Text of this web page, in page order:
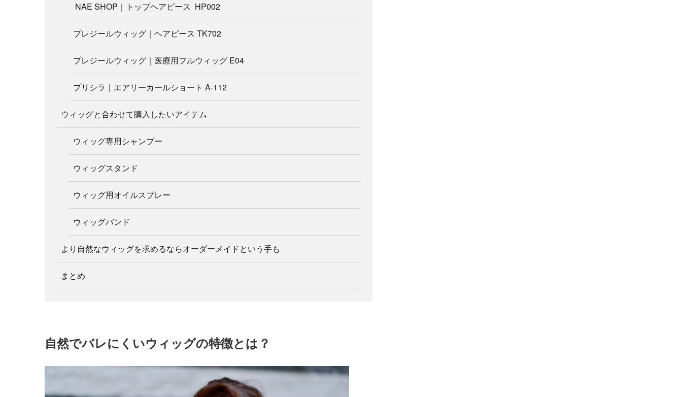
NAE SHOP｜トップヘアピース HP002
プレジールウィッグ｜ヘアピース TK702
プレジールウィッグ｜医療用フルウィッグ E04
プリシラ｜エアリーカールショート A-112
ウィッグと合わせて購入したいアイテム
ウィッグ専用シャンプー
ウィッグスタンド
ウィッグ用オイルスプレー
ウィッグバンド
より自然なウィッグを求めるならオーダーメイドという手も
まとめ
自然でバレにくいウィッグの特徴とは？